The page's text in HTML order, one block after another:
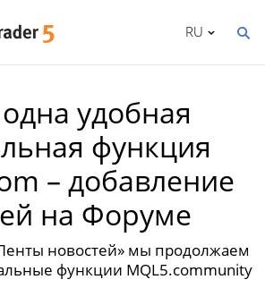
RU
удобная
функция
– добавление
на Форуме
новостей» мы продолжаем
функции MQL5.community